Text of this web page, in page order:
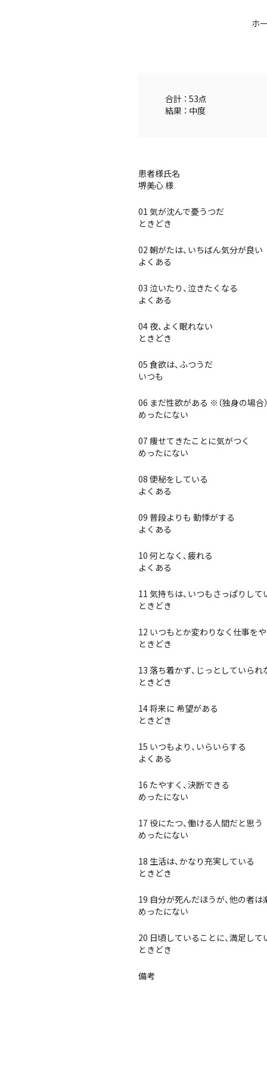
ホ
合計 ： 53点
結果 ： 中度
患者様氏名
堺美心 様
01 気が沈んで憂うつだ
ときどき
02 朝がたは、いちばん気分が良い
よくある
03 泣いたり、泣きたくなる
よくある
04 夜、よく眠れない
ときどき
05 食欲は、ふつうだ
いつも
06 まだ性欲がある ※（独身の場合
めったにない
07 痩せてきたことに気がつく
めったにない
08 便秘をしている
よくある
09 普段よりも 動悸がする
よくある
10 何となく、疲れる
よくある
11 気持ちは、いつもさっぱりして
ときどき
12 いつもとか変わりなく仕事を
ときどき
13 落ち着かず、じっとしていられ
ときどき
14 将来に 希望がある
ときどき
15 いつもより、いらいらする
よくある
16 たやすく、決断できる
めったにない
17 役にたつ、働ける人間だと思う
めったにない
18 生活は、かなり充実している
ときどき
19 自分が死んだほうが、他の者
めったにない
20 日頃していることに、満足して
ときどき
備考